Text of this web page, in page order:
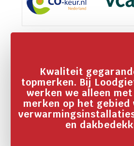
Kwaliteit
topmerken. Bij
werken we alleen
merken op het gebied
en